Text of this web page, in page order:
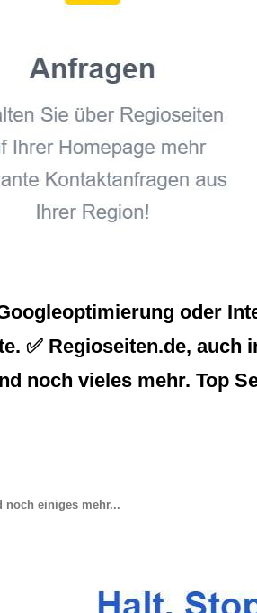
oder
✅ Regioseiten.de, auch
noch vieles mehr. Top
noch einiges mehr...